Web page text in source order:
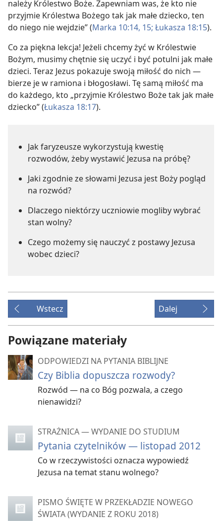
należy Królestwo Boże. Zapewniam was, że kto nie
przyjmie Królestwa Bożego tak jak małe dziecko, ten
do niego nie wejdzie” (Marka 10:14, 15; Łukasza 18:15).
Co za piękna lekcja! Jeżeli chcemy żyć w Królestwie
Bożym, musimy chętnie się uczyć i być potulni jak małe
dzieci. Teraz Jezus pokazuje swoją miłość do nich —
bierze je w ramiona i błogosławi. Tę samą miłość ma
do każdego, kto „przyjmie Królestwo Boże tak jak małe
dziecko” (Łukasza 18:17).
Jak faryzeusze wykorzystują kwestię
rozwodów, żeby wystawić Jezusa na próbę?
Jaki zgodnie ze słowami Jezusa jest Boży pogląd
na rozwód?
Dlaczego niektórzy uczniowie mogliby wybrać
stan wolny?
Czego możemy się nauczyć z postawy Jezusa
wobec dzieci?
Wstecz Dalej
Powiązane materiały
ODPOWIEDZI NA PYTANIA BIBLIJNE
Czy Biblia dopuszcza rozwody?
Rozwód — na co Bóg pozwala, a czego
nienawidzi?
STRAŻNICA — WYDANIE DO STUDIUM
Pytania czytelników — listopad 2012
Co w rzeczywistości oznacza wypowiedź
Jezusa na temat stanu wolnego?
PISMO ŚWIĘTE W PRZEKŁADZIE NOWEGO
ŚWIATA (WYDANIE Z ROKU 2018)